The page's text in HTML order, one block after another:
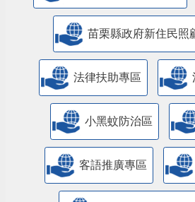
苗栗縣政府新住民照
法律扶助專區
小黑蚊防治區
客語推廣專區